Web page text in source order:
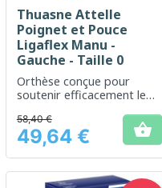
Thuasne Attelle
Poignet et Pouce
Ligaflex Manu -
Gauche - Taille 0
Orthèse conçue pour
soutenir efficacement le
Prix
58,40 €
49,64 € 